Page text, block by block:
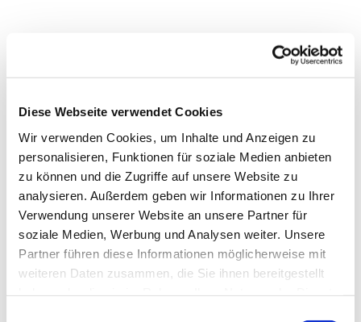
Diese Webseite verwendet Cookies
Wir verwenden Cookies, um Inhalte und Anzeigen zu
personalisieren, Funktionen für soziale Medien anbieten
zu können und die Zugriffe auf unsere Website zu
analysieren. Außerdem geben wir Informationen zu Ihrer
Verwendung unserer Website an unsere Partner für
soziale Medien, Werbung und Analysen weiter. Unsere
Partner führen diese Informationen möglicherweise mit
weiteren Daten zusammen, die Sie ihnen bereitgestellt
Dies könnte Sie auch
interessieren